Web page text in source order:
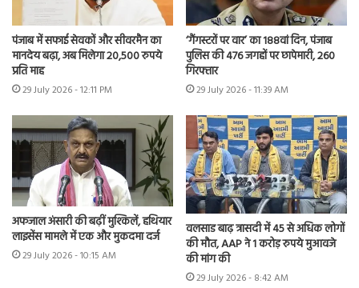
पंजाब में सफाई सेवकों और सीवरमैन का
मानदेय बढ़ा, अब मिलेगा 20,500 रुपये
प्रति माह
29 July 2026 - 12:11 PM
‘गैंगस्टरों पर वार’ का 188वां दिन, पंजाब
पुलिस की 476 जगहों पर छापेमारी, 260
गिरफ्तार
29 July 2026 - 11:39 AM
अफजाल अंसारी की बढ़ीं मुश्किलें, हथियार
लाइसेंस मामले में एक और मुकदमा दर्ज
29 July 2026 - 10:15 AM
वलसाड बाढ़ त्रासदी में 45 से अधिक लोगों
की मौत, AAP ने 1 करोड़ रुपये मुआवजे
की मांग की
29 July 2026 - 8:42 AM